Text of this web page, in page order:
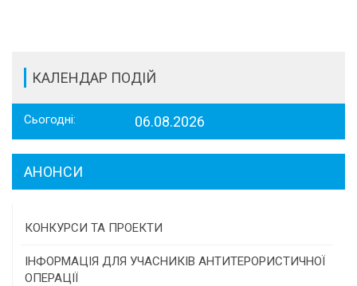
КАЛЕНДАР ПОДІЙ
Сьогодні: 06.08.2026
АНОНСИ
КОНКУРСИ ТА ПРОЕКТИ
Конкурс проектів та програм місцевого
самоврядування
ІНФОРМАЦІЯ ДЛЯ УЧАСНИКІВ АНТИТЕРОРИСТИЧНОЇ
ОПЕРАЦІЇ